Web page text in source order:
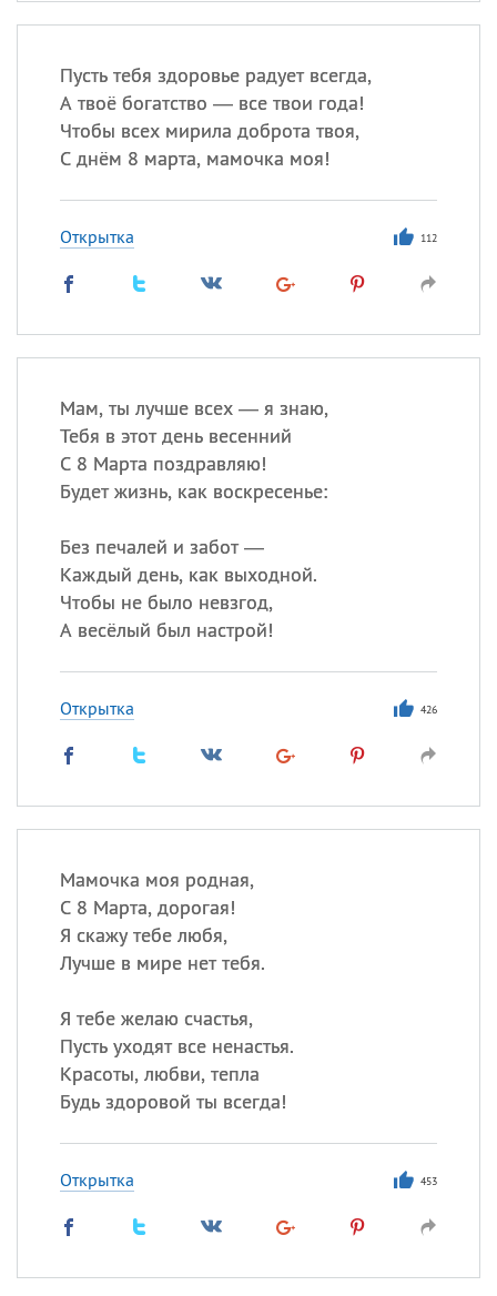
Пусть тебя здоровье радует всегда,
А твоё богатство — все твои года!
Чтобы всех мирила доброта твоя,
С днём 8 марта, мамочка моя!
Открытка 112
Мам, ты лучше всех — я знаю,
Тебя в этот день весенний
С 8 Марта поздравляю!
Будет жизнь, как воскресенье:
Без печалей и забот —
Каждый день, как выходной.
Чтобы не было невзгод,
А весёлый был настрой!
Открытка 426
Мамочка моя родная,
С 8 Марта, дорогая!
Я скажу тебе любя,
Лучше в мире нет тебя.
Я тебе желаю счастья,
Пусть уходят все ненастья.
Красоты, любви, тепла
Будь здоровой ты всегда!
Открытка 453